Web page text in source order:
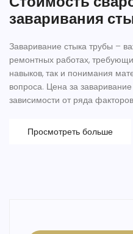
заваривания
Заваривание стыка трубы –
ремонтных работах,
навыков, так и понимания
вопроса. Цена за
зависимости от ряда
рассматриваются основные
формирование стоимости, а
Просмотреть больше